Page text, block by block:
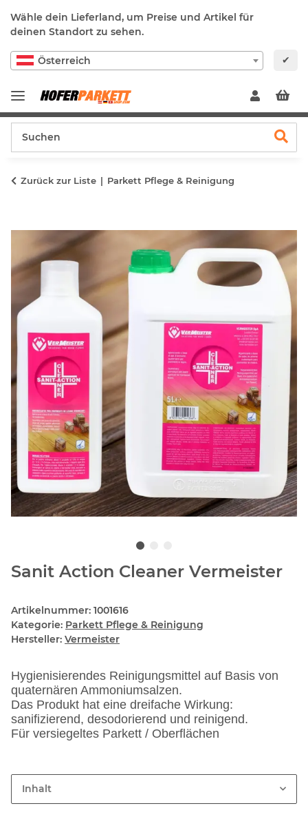
Wähle dein Lieferland, um Preise und Artikel für
deinen Standort zu sehen.
Österreich ✔
Zurück zur Liste Parkett Pflege & Reinigung
Sanit Action Cleaner Vermeister
Artikelnummer: 1001616
Kategorie: Parkett Pflege & Reinigung
Hersteller: Vermeister
Hygienisierendes Reinigungsmittel auf Basis von
quaternären Ammoniumsalzen.
Das Produkt hat eine dreifache Wirkung:
sanifizierend, desodorierend und reinigend.
Für versiegeltes Parkett / Oberflächen
Inhalt